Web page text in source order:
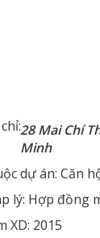
28 Mai Chí
Minh
dự án: Căn
lý: Hợp đồng
XD: 2015